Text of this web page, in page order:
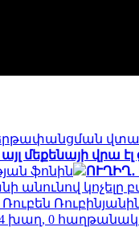
մեքենայի վրա
ֆոնին
կոչելը
խաղ, 0 հաղթանակ